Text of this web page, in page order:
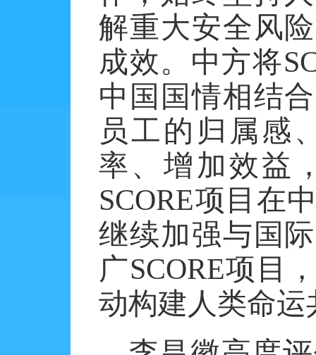
解重大安全风
成效。中方将
中国国情相结
员工的归属感
率、增加效益
SCORE项目在
继续加强与国
广SCORE项目
动构建人类命